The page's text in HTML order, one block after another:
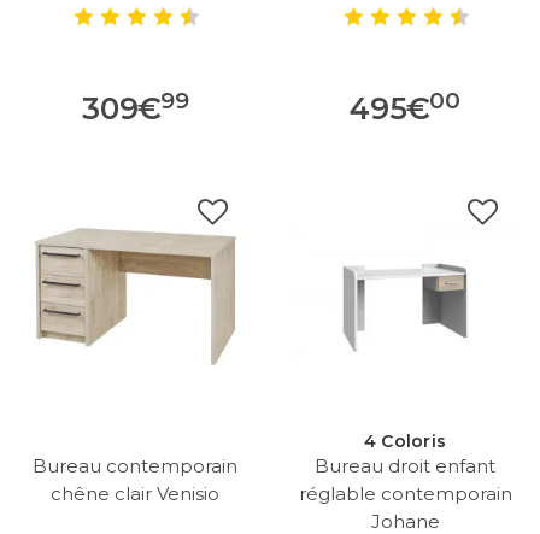
309€99 495€00
Bureau contemporain
chêne clair Venisio
4 Coloris
Bureau droit enfant
réglable contemporain
Johane